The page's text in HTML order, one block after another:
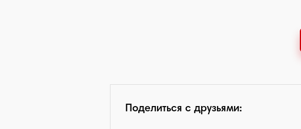
Поделиться с друзьями: